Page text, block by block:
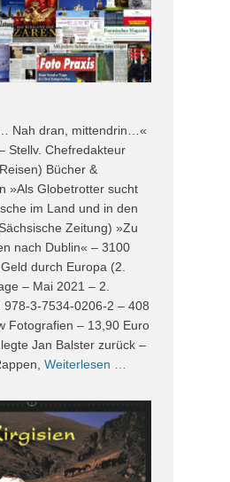
Nah dran, mittendrin…«
Stellv. Chefredakteur
Bücher &
»Als Globetrotter sucht
im Land und in den
Zeitung) »Zu
nach Dublin« – 3100
durch Europa (2.
– Mai 2021 – 2.
978-3-7534-0206-2 – 408
Fotografien – 13,90 Euro
Jan Balster zurück –
Weiterlesen …